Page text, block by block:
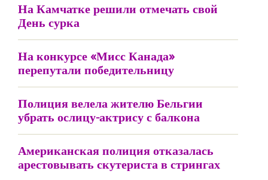
На Камчатке решили отмечать свой
День сурка
На конкурсе «Мисс Канада»
перепутали победительницу
Полиция велела жителю Бельгии
убрать ослицу-актрису с балкона
Американская полиция отказалась
арестовывать скутериста в стрингах